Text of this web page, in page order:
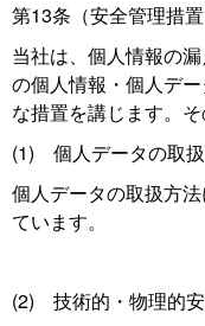
第13条（安全管理措置
当社は、個人情報の
の個人情報・個人デ
な措置を講じます。
(1) 個人データの取
個人データの取扱方
ています。
(2) 技術的・物理的